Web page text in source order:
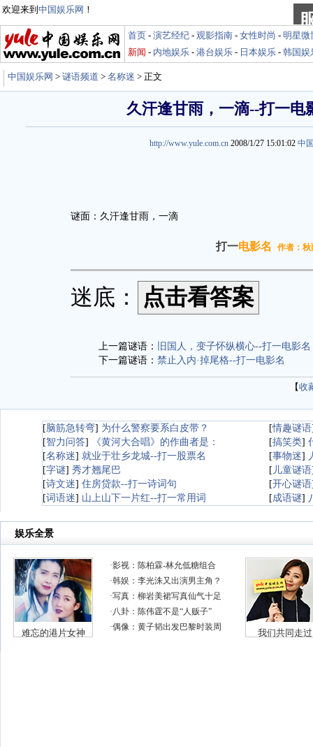
欢迎来到 中国娱乐网 ！
首页 - 演艺经纪 - 观影指南 - 女性时尚 - 明星微
新闻 - 内地娱乐 - 港台娱乐 - 日本娱乐 - 韩国娱
中国娱乐网 > 谜语频道 > 名称迷 > 正文
久汗逢甘雨，一滴--打一电
http://www.yule.com.cn 2008/1/27 15:01:02 中
谜面：久汗逢甘雨，一滴
打一电影名 作者：秋
迷底：
上一篇谜语：
旧国人，变子怀纵横心--打一电影名
下一篇谜语： 禁止入内·掉尾格--打一电影名
【收
[脑筋急转弯] 为什么警察要系白皮带？ [情趣谜语
[智力问答] 《黄河大合唱》的作曲者是： [搞笑类]
[名称迷] 就业于壮乡龙城--打一股票名 [事物迷]
[字谜] 秀才翘尾巴 [ 儿童谜语
[诗文迷] 住房贷款--打一诗词句 [开心谜语
[词语迷] 山上山下一片红--打一常用词 [成语谜]